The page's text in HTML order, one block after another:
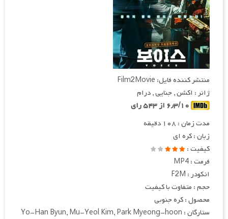
منتشر کننده فایل: Film2Movie
ژانر : اکشن , جنایی , درام
مدت زمان : ۱۰۸ دقیقه
زبان : کره ای
کیفیت :
فرمت : MP4
انکودر : F2M
حجم : متفاوت با کیفیت
محصول : کره جنوبی
ستارگان : Yo-Han Byun, Mu-Yeol Kim, Park Myeong-hoon